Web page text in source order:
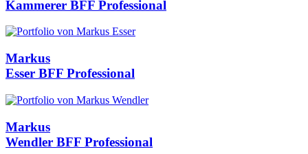
Kammerer BFF Professional
Markus
Esser BFF Professional
Markus
Wendler BFF Professional